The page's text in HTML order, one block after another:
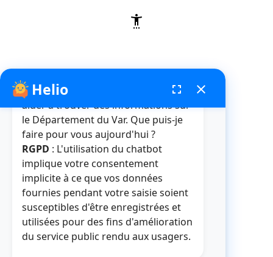
settings_accessibility
Helio fenêtre de chatbot
fullscreen close
Bonjour, je suis Helio. Je peux vous
aider à trouver des informations sur
le Département du Var. Que puis-je
faire pour vous aujourd'hui ?
RGPD : L'utilisation du chatbot
implique votre consentement
implicite à ce que vos données
fournies pendant votre saisie soient
susceptibles d'être enregistrées et
utilisées pour des fins d'amélioration
du service public rendu aux usagers.